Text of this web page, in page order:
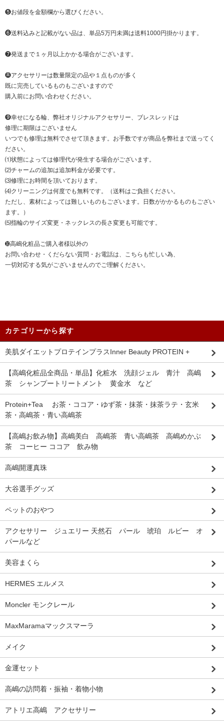
❺お値段を金額欄から選びください。
❻送料込みと記載がない品は、単品5万円未満は送料1000円掛かります。
❼発送まで１ヶ月以上かかる場合がございます。
❽アクセサリーは数量限定の品や１点ものが多く
既に完売しているものもございますので
購入前にお問い合わせください。
❾幸せになる輪、弊社オリジナルアクセサリー、ブレスレッドは
修理に期限はございません
いつでも修理は無料でさせて頂きます。お手数ですが商品を弊社まで送ってく
ださい。
⑴状態によっては修理代が発生する場合がございます。
⑵チャームの追加は追加料金が必要です。
⑶修理にお時間を頂いております。
⑷クリーニングは何度でも無料です。（送料はご負担ください。
ただし、素材によっては難しいものもございます。日数がかかるものもござい
ます。）
⑸指輪のサイズ変更・ネックレスの長さ変更も可能です。
➓高嶋化粧品ご購入者様以外の
お問い合わせ・くだらない質問・お電話は、こちらも忙しい為、
一切対応する気がございませんのでご理解ください。
カテゴリーから探す
美肌ダイエットプロテインプラスInner Beauty PROTEIN +
【高嶋化粧品全商品・単品】化粧水 洗顔ジェル 青汁 高嶋
茶 シャンプートリートメント 黄金水 など
Protein+Tea お茶・ココア・ゆず茶・抹茶・抹茶ラテ・玄米
茶・高嶋茶・青い高嶋茶
【高嶋お飲み物】高嶋美白 高嶋茶 青い高嶋茶 高嶋めかぶ
茶 コーヒー ココア 飲み物
高嶋開運真珠
大谷選手グッズ
ペットのおやつ
アクセサリー ジュエリー 天然石 パール 琥珀 ルビー オ
パールなど
美容まくら
HERMES エルメス
Moncler モンクレール
MaxMaramaマックスマーラ
メイク
金運セット
高嶋の訪問着・振袖・着物小物
アトリエ高嶋 アクセサリー